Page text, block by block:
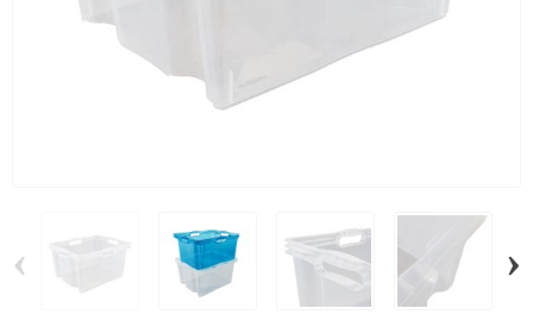
‹ ›